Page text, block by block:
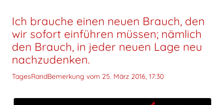
Ich brauche einen neuen Brauch, den
wir sofort einführen müssen; nämlich
den Brauch, in jeder neuen Lage neu
nachzudenken.
TagesRandBemerkung vom 25. März 2016, 17:30